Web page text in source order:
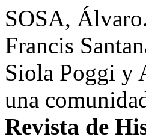
SOSA,
Francis
Siola Poggi y
una
Revista de